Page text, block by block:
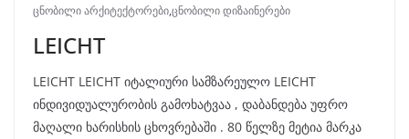
ცნობილი არქიტექტორები,ცნობილი დიზაინერები
LEICHT
LEICHT LEICHT იტალიური სამზარეულო LEICHT
ინდივიდუალურობის გამოხატვაა , დაბანდება უფრო
მაღალი ხარისხის ცხოვრებაში . 80 წელზე მეტია მარკა